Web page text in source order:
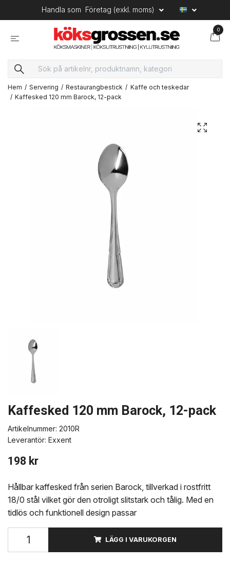
Handla som Företag (exkl. moms)
0
Hem Servering Restaurangbestick
Kaffe och teskedar
Kaffesked 120 mm Barock, 12-pack
Kaffesked 120 mm Barock, 12-pack
Artikelnummer: 2010R
Leverantör: Exxent
198 kr
Hållbar kaffesked från serien Barock, tillverkad i rostfritt
18/0 stål vilket gör den otroligt slitstark och tålig. Med en
tidlös och funktionell design passar
LÄGG I VARUKORGEN